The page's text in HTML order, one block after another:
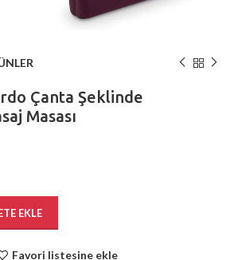
Çanta Şeklinde
Masası
EKLE
Favori listesine ekle